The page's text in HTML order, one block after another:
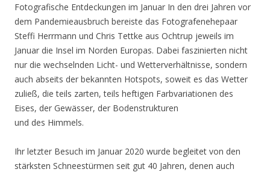
Fotografische Entdeckungen im Januar In den drei Jahren vor
dem Pandemieausbruch bereiste das Fotografenehepaar
Steffi Herrmann und Chris Tettke aus Ochtrup jeweils im
Januar die Insel im Norden Europas. Dabei faszinierten nicht
nur die wechselnden Licht- und Wetterverhältnisse, sondern
auch abseits der bekannten Hotspots, soweit es das Wetter
zuließ, die teils zarten, teils heftigen Farbvariationen des
Eises, der Gewässer, der Bodenstrukturen
und des Himmels.
Ihr letzter Besuch im Januar 2020 wurde begleitet von den
stärksten Schneestürmen seit gut 40 Jahren, denen auch